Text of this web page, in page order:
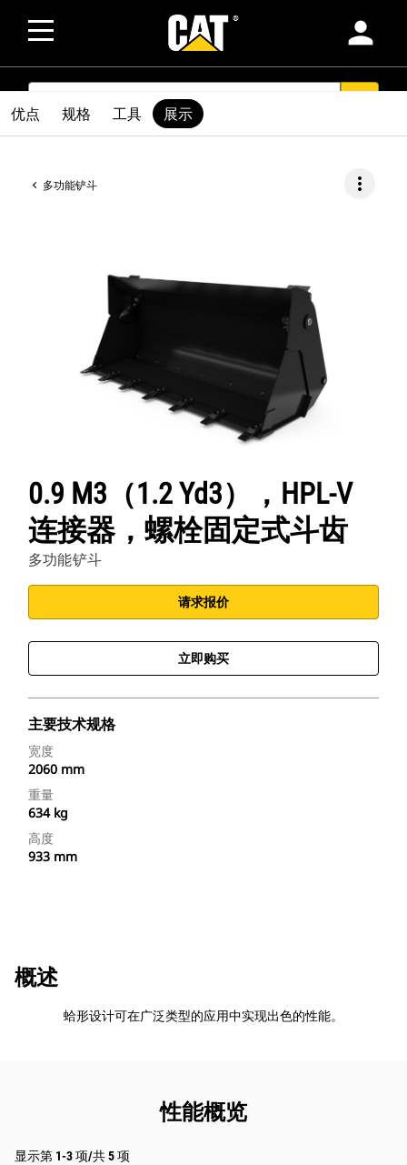
person
SEARCH
多功能铲斗 more_vert
0.9 M3（1.2 Yd3），HPL-V
连接器，螺栓固定式斗齿
多功能铲斗
请求报价
立即购买
主要技术规格
宽度
2060 mm
重量
634 kg
高度
933 mm
优点 规格 工具 展示
概述
蛤形设计可在广泛类型的应用中实现出色的性能。
性能概览
显示第 1-3 项/共 5 项